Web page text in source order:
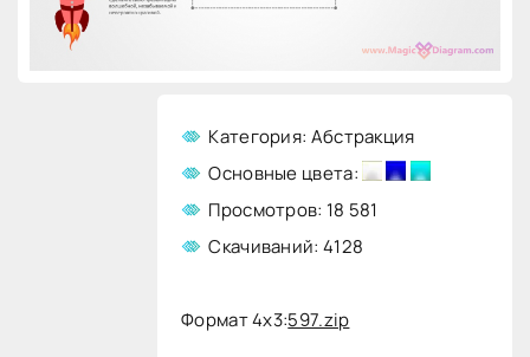
Категория: Абстракция
Основные цвета:
Просмотров: 18 581
Скачиваний: 4128
Формат 4x3:597.zip